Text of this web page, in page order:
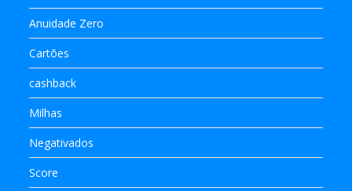
Anuidade Zero
Cartões
cashback
Milhas
Negativados
Score